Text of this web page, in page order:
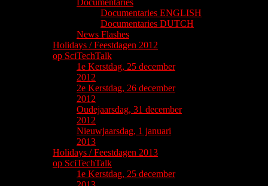
Documentaries ENGLISH
Documentaries DUTCH
News Flashes
Holidays / Feestdagen 2012
op SciTechTalk
1e Kerstdag, 25 december
2012
2e Kerstdag, 26 december
2012
Oudejaarsdag, 31 december
2012
Nieuwjaarsdag, 1 januari
2013
Holidays / Feestdagen 2013
op SciTechTalk
1e Kerstdag, 25 december